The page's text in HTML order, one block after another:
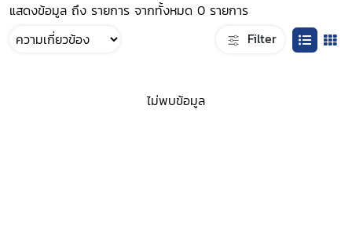
แสดงข้อมูล ถึง รายการ จากทั้งหมด 0 รายการ
Filter
ไม่พบข้อมูล